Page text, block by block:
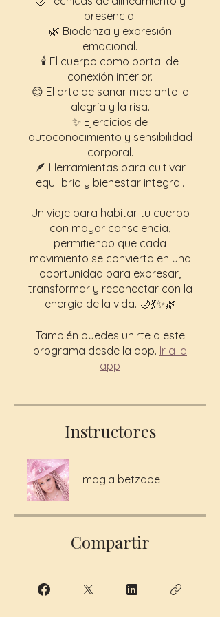
presencia.
🌿 Biodanza y expresión
emocional.
🕯️ El cuerpo como portal de
conexión interior.
😊 El arte de sanar mediante la
alegría y la risa.
✨ Ejercicios de
autoconocimiento y sensibilidad
corporal.
🪶 Herramientas para cultivar
equilibrio y bienestar integral.
Un viaje para habitar tu cuerpo
con mayor consciencia,
permitiendo que cada
movimiento se convierta en una
oportunidad para expresar,
transformar y reconectar con la
energía de la vida. 🌙💃✨🌿
También puedes unirte a este
programa desde la app. Ir a la
app
Instructores
magia betzabe
Compartir